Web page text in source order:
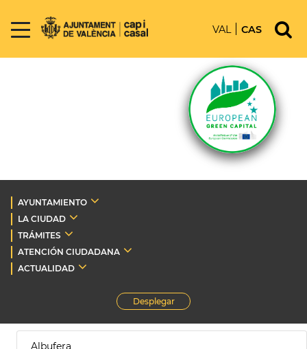
VAL CAS
AYUNTAMIENTO
LA CIUDAD
TRÁMITES
ATENCIÓN CIUDADANA
ACTUALIDAD
Desplegar
Albufera